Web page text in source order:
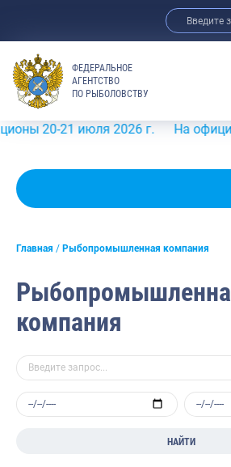
ФЕДЕРАЛЬНОЕ
АГЕНТСТВО
ПО РЫБОЛОВСТВУ
21 июля 2026 г. На официальном
Главная Рыбопромышленная компания
компания
НАЙТИ